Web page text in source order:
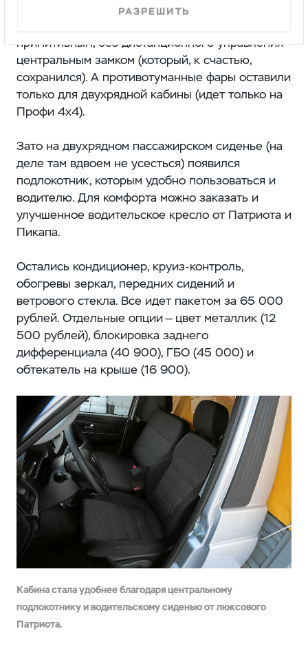
навигацией — ненужную и дорогую штуку для
примитивным, без дистанционного управления
центральным замком (который, к счастью,
сохранился). А противотуманные фары оставили
только для двухрядной кабины (идет только на
Профи 4х4).
Зато на двухрядном пассажирском сиденье (на
деле там вдвоем не усесться) появился
подлокотник, которым удобно пользоваться и
водителю. Для комфорта можно заказать и
улучшенное водительское кресло от Патриота и
Пикапа.
Остались кондиционер, круиз-контроль,
обогревы зеркал, передних сидений и
ветрового стекла. Все идет пакетом за 65 000
рублей. Отдельные опции — цвет металлик (12
500 рублей), блокировка заднего
дифференциала (40 900), ГБО (45 000) и
обтекатель на крыше (16 900).
Кабина стала удобнее благодаря центральному
подлокотнику и водительскому сиденью от люксового
Патриота.
РАЗРЕШИТЬ